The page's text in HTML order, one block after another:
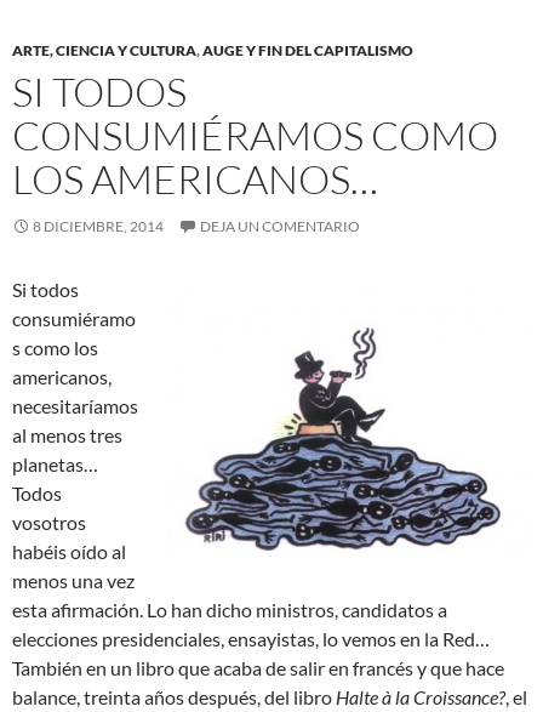
ARTE, CIENCIA Y CULTURA,AUGE Y FIN DEL CAPITALISMO
SI TODOS
CONSUMIÉRAMOS COMO
LOS AMERICANOS…
8 DICIEMBRE, 2014 DEJA UN COMENTARIO
Si todos
consumiéramo
s como los
americanos,
necesitaríamos
al menos tres
planetas…
Todos
vosotros
habéis oído al
menos una vez
esta afirmación. Lo han dicho ministros, candidatos a
elecciones presidenciales, ensayistas, lo vemos en la Red…
También en un libro que acaba de salir en francés y que hace
balance, treinta años después, del libro Halte à la Croissance?, el